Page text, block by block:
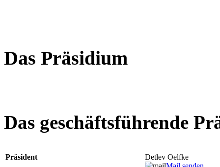
Das Präsidium
Das geschäftsführende
Präsident
Detlev Oelfke